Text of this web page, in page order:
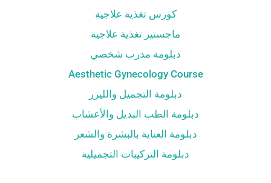
كورس تغذية علاجية
ماجستير تغذية علاجية
دبلومة مدرب شخصي
Aesthetic Gynecology Course
دبلومة التجميل والليزر
دبلومة الطب البديل والأعشاب
دبلومة العناية بالبشرة والشعر
دبلومة التركيبات التجميلية